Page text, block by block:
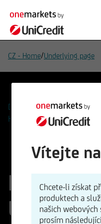
CZ - Home/Underlying page
Dotazy
Kontakty
United
Vítejte
Chcete-li získat
produktech a
našich
prosím